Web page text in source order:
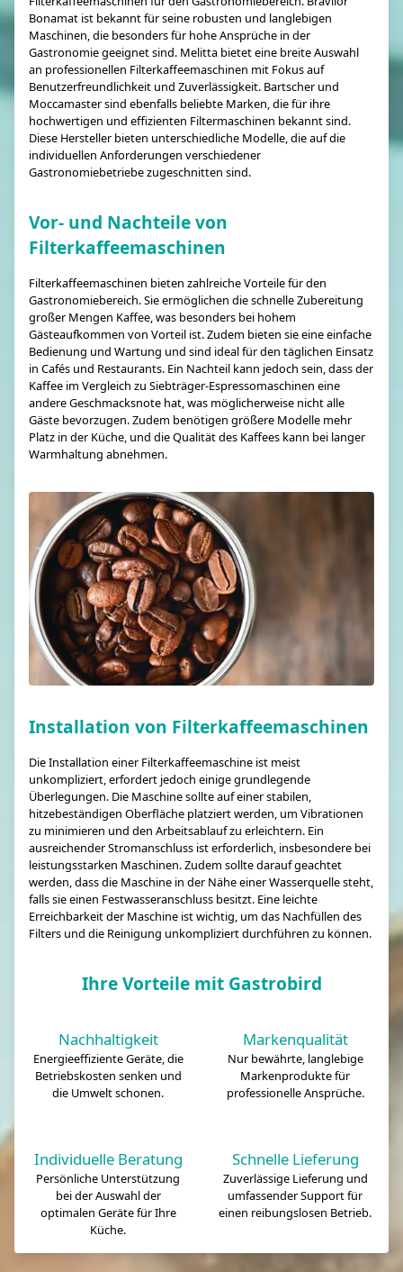
Bonamat ist bekannt für seine robusten und langlebigen
Maschinen, die besonders für hohe Ansprüche in der
Gastronomie geeignet sind. Melitta bietet eine breite Auswahl
an professionellen Filterkaffeemaschinen mit Fokus auf
Benutzerfreundlichkeit und Zuverlässigkeit. Bartscher und
Moccamaster sind ebenfalls beliebte Marken, die für ihre
hochwertigen und effizienten Filtermaschinen bekannt sind.
Diese Hersteller bieten unterschiedliche Modelle, die auf die
individuellen Anforderungen verschiedener
Gastronomiebetriebe zugeschnitten sind.
Vor- und Nachteile von
Filterkaffeemaschinen
Filterkaffeemaschinen bieten zahlreiche Vorteile für den
Gastronomiebereich. Sie ermöglichen die schnelle Zubereitung
großer Mengen Kaffee, was besonders bei hohem
Gästeaufkommen von Vorteil ist. Zudem bieten sie eine einfache
Bedienung und Wartung und sind ideal für den täglichen Einsatz
in Cafés und Restaurants. Ein Nachteil kann jedoch sein, dass der
Kaffee im Vergleich zu Siebträger-Espressomaschinen eine
andere Geschmacksnote hat, was möglicherweise nicht alle
Gäste bevorzugen. Zudem benötigen größere Modelle mehr
Platz in der Küche, und die Qualität des Kaffees kann bei langer
Warmhaltung abnehmen.
Installation von Filterkaffeemaschinen
Die Installation einer Filterkaffeemaschine ist meist
unkompliziert, erfordert jedoch einige grundlegende
Überlegungen. Die Maschine sollte auf einer stabilen,
hitzebeständigen Oberfläche platziert werden, um Vibrationen
zu minimieren und den Arbeitsablauf zu erleichtern. Ein
ausreichender Stromanschluss ist erforderlich, insbesondere bei
leistungsstarken Maschinen. Zudem sollte darauf geachtet
werden, dass die Maschine in der Nähe einer Wasserquelle steht,
falls sie einen Festwasseranschluss besitzt. Eine leichte
Erreichbarkeit der Maschine ist wichtig, um das Nachfüllen des
Filters und die Reinigung unkompliziert durchführen zu können.
Ihre Vorteile mit Gastrobird
Nachhaltigkeit
Energieeffiziente Geräte, die
Betriebskosten senken und
die Umwelt schonen.
Markenqualität
Nur bewährte, langlebige
Markenprodukte für
professionelle Ansprüche.
Individuelle Beratung
Persönliche Unterstützung
bei der Auswahl der
optimalen Geräte für Ihre
Küche.
Schnelle Lieferung
Zuverlässige Lieferung und
umfassender Support für
einen reibungslosen Betrieb.